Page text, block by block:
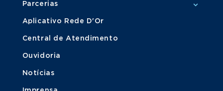
Parcerias
Aplicativo Rede D'Or
Central de Atendimento
Ouvidoria
Notícias